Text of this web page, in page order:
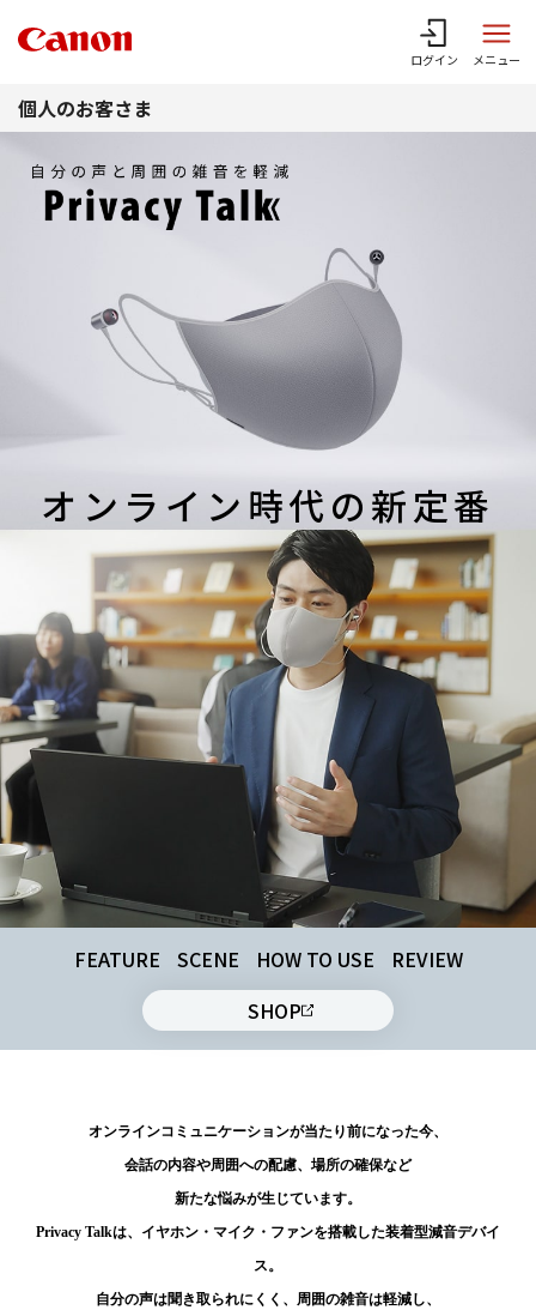
ログイン メニュー
個人のお客さま
オンライン時代の新定番
FEATURE SCENE HOW TO USE
REVIEW
SHOP
オンラインコミュニケーションが当たり前になった今、
会話の内容や周囲への配慮、場所の確保など
新たな悩みが生じています。
Privacy Talkは、イヤホン・マイク・ファンを搭載した装着型減音デバイ
ス。
自分の声は聞き取られにくく、周囲の雑音は軽減し、